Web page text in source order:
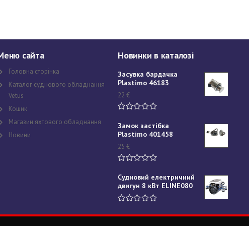
сайта
Головна сторінка
Каталог суднового обладнання
Vetus
Кошик
Магазин яхтового обладнання
Новини
Новинки в каталозі
Засувка бардачка
Plastimo 46183
22 €
Замок застібка
Plastimo 401458
25 €
Судновий електричний
двигун 8 кВт ELINE080